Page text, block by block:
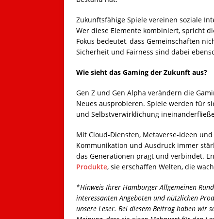
Zukunftsfähige Spiele vereinen soziale
Wer diese Elemente kombiniert, spricht
Fokus bedeutet, dass Gemeinschaften
Sicherheit und Fairness sind dabei
Wie sieht das Gaming der Zukunft aus?
Gen Z und Gen Alpha verändern die
Neues ausprobieren. Spiele werden für
und Selbstverwirklichung
Mit Cloud-Diensten, Metaverse-Ideen
Kommunikation und Ausdruck immer
das Generationen prägt und verbindet.
Produkte, sie erschaffen Welten, die
*Hinweis Ihrer Hamburger Allgemeinen
interessanten Angeboten und nützlichen
unsere Leser. Bei diesem Beitrag haben wir